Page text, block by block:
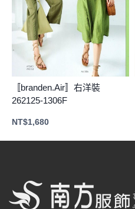
〚branden.Air〛右洋裝
262125-1306F
NT$1,680